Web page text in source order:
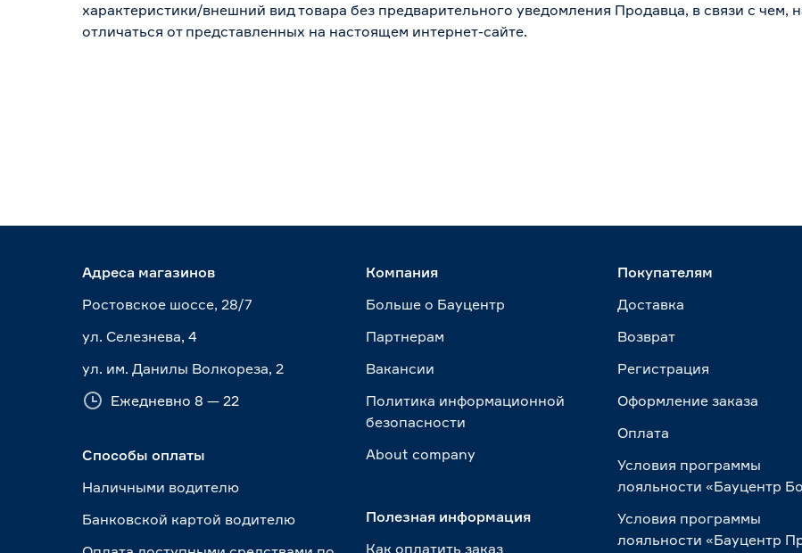
характеристики/внешний вид товара без предварительного уведомления Продавца, в связи с чем,
отличаться от представленных на настоящем интернет-сайте.
Адреса магазинов
Ростовское шоссе, 28/7
ул. Селезнева, 4
ул. им. Данилы Волкореза, 2
Ежедневно 8 — 22
Способы оплаты
Наличными водителю
Банковской картой водителю
Компания
Больше о Бауцентр
Партнерам
Вакансии
Политика информационной
безопасности
About сompany
Полезная информация
Как оплатить заказ
Покупателям
Доставка
Возврат
Регистрация
Оформление заказа
Оплата
Условия программы
лояльности «Бауцентр
Условия программы
лояльности «Бауцентр